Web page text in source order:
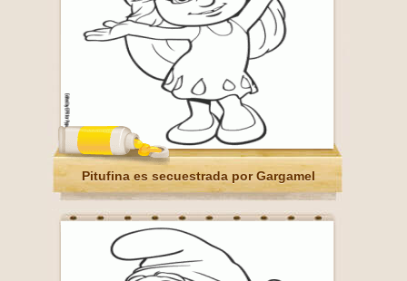
Pitufina es secuestrada por Gargamel